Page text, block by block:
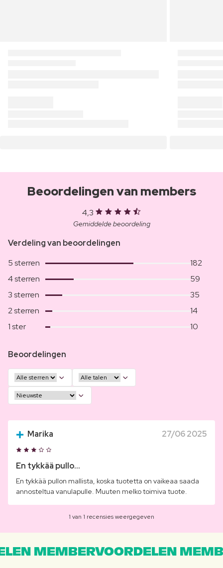
Beoordelingen van members
4,3
Gemiddelde beoordeling
Verdeling van beoordelingen
5 sterren
182
4 sterren
59
3 sterren
35
2 sterren
14
1 ster
10
Beoordelingen
Marika 27/06 2025
En tykkää pullo...
En tykkää pullon mallista, koska tuotetta on vaikeaa saada
annosteltua vanulapulle. Muuten melko toimiva tuote.
1 van 1 recensies weergegeven
MEMBERVOORDELEN